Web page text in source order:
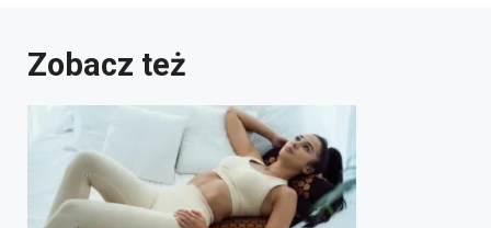
Zobacz też